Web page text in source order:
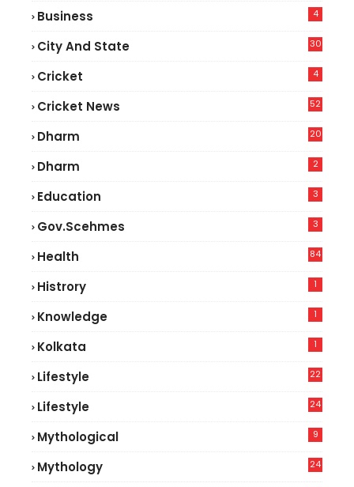
Business 4
City And State 30
Cricket 4
Cricket News
52
Dharm 20
Dharm 2
Education 3
Gov.scehmes 3
Health
84
Histrory 1
Knowledge 1
Kolkata 1
Lifestyle
22
Lifestyle
24
Mythological 9
Mythology 24